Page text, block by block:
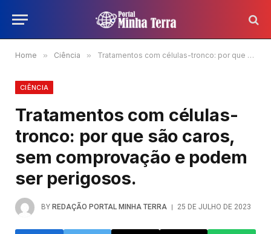
Home » Ciência » Tratamentos com células-tronco: por que são caros, sem comprovação e podem ser perigosos.
CIÊNCIA
Tratamentos com células-
tronco: por que são caros,
sem comprovação e podem
ser perigosos.
BY REDAÇÃO PORTAL MINHA TERRA 25 DE JULHO DE 2023